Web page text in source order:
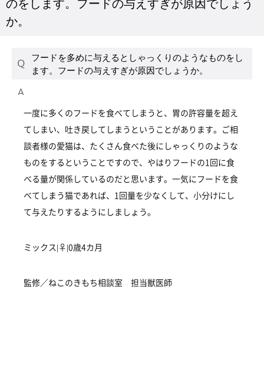
のをします。フードの与えすぎが原因でしょう
か。
フードを多めに与えるとしゃっくりのようなものをし
ます。フードの与えすぎが原因でしょうか。
一度に多くのフードを食べてしまうと、胃の許容量を超え
てしまい、吐き戻してしまうということがあります。ご相
談者様の愛猫は、たくさん食べた後にしゃっくりのような
ものをするということですので、やはりフードの1回に食
べる量が関係しているのだと思います。一気にフードを食
べてしまう猫であれば、1回量を少なくして、小分けにし
て与えたりするようにしましょう。
ミックス|♀|0歳4カ月
監修／ねこのきもち相談室 担当獣医師